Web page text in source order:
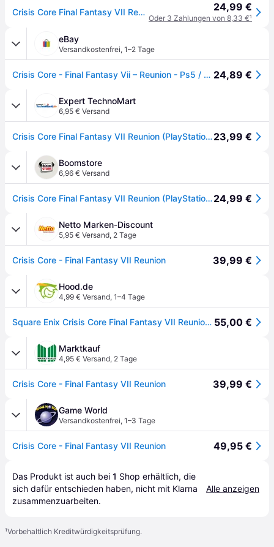
Crisis Core Final Fantasy VII Reunion PS5-Spiel 24,99 €
Oder 3 Zahlungen von 8,33 €¹
eBay
Versandkostenfrei, 1–2 Tage
Crisis Core - Final Fantasy Vii – Reunion - Ps5 / Playstation 5 - Neu & Ovp 24,89 €
Expert TechnoMart
6,95 € Versand
Crisis Core Final Fantasy VII Reunion (PlayStation 5)23,99 €
Boomstore
6,96 € Versand
Crisis Core Final Fantasy VII Reunion (PlayStation 5)24,99 €
Netto Marken-Discount
5,95 € Versand, 2 Tage
Crisis Core - Final Fantasy VII Reunion 39,99 €
Hood.de
4,99 € Versand, 1–4 Tage
Square Enix Crisis Core Final Fantasy VII Reunion Standard PlayStation 5 55,00 €
Marktkauf
4,95 € Versand, 2 Tage
Crisis Core - Final Fantasy VII Reunion 39,99 €
Game World
Versandkostenfrei, 1–3 Tage
Crisis Core - Final Fantasy VII Reunion 49,95 €
Das Produkt ist auch bei 1 Shop erhältlich, die
sich dafür entschieden haben, nicht mit Klarna
zusammenzuarbeiten.
Alle anzeigen
¹Vorbehaltlich Kreditwürdigkeitsprüfung.